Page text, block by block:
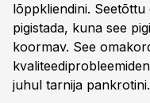
lõppkliendini. Seetõttu
pigistada, kuna see
koormav. See
juhul tarnija pankrotini.